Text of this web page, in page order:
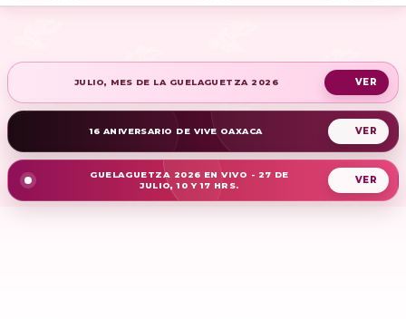
JULIO, MES DE LA GUELAGUETZA 2026
16 ANIVERSARIO DE VIVE OAXACA
GUELAGUETZA 2026 EN VIVO - 27 DE
JULIO, 10 Y 17 HRS.